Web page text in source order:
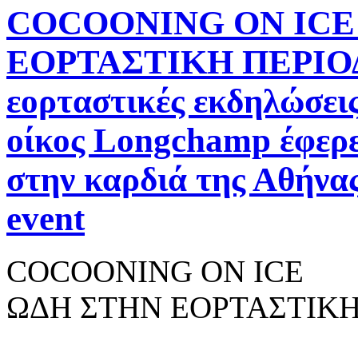
COCOONING ON
ΕΟΡΤΑΣΤΙΚΗ
εορταστικές
οίκος Longchamp
στην καρδιά της
event
COCOONING ON ICE
ΩΔΗ ΣΤΗΝ